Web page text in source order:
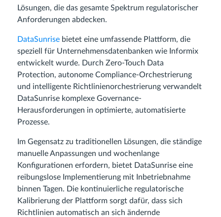
Lösungen, die das gesamte Spektrum regulatorischer
Anforderungen abdecken.
DataSunrise bietet eine umfassende Plattform, die
speziell für Unternehmensdatenbanken wie Informix
entwickelt wurde. Durch Zero-Touch Data
Protection, autonome Compliance-Orchestrierung
und intelligente Richtlinienorchestrierung verwandelt
DataSunrise komplexe Governance-
Herausforderungen in optimierte, automatisierte
Prozesse.
Im Gegensatz zu traditionellen Lösungen, die ständige
manuelle Anpassungen und wochenlange
Konfigurationen erfordern, bietet DataSunrise eine
reibungslose Implementierung mit Inbetriebnahme
binnen Tagen. Die kontinuierliche regulatorische
Kalibrierung der Plattform sorgt dafür, dass sich
Richtlinien automatisch an sich ändernde